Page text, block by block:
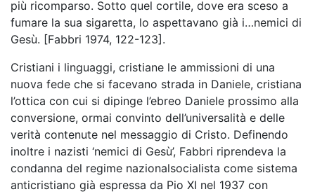
più ricomparso. Sotto quel cortile, dove era sceso a
fumare la sua sigaretta, lo aspettavano già i…nemici di
Gesù. [Fabbri 1974, 122-123].
Cristiani i linguaggi, cristiane le ammissioni di una
nuova fede che si facevano strada in Daniele, cristiana
l’ottica con cui si dipinge l’ebreo Daniele prossimo alla
conversione, ormai convinto dell’universalità e delle
verità contenute nel messaggio di Cristo. Definendo
inoltre i nazisti ‘nemici di Gesù’, Fabbri riprendeva la
condanna del regime nazionalsocialista come sistema
anticristiano già espressa da Pio XI nel 1937 con